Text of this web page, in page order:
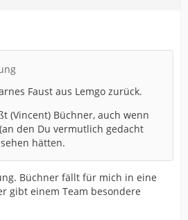
Faust aus Lemgo zurück.
(Vincent) Büchner, auch wenn
den Du vermutlich gedacht
hätten.
Büchner fällt für mich in eine
gibt einem Team besondere